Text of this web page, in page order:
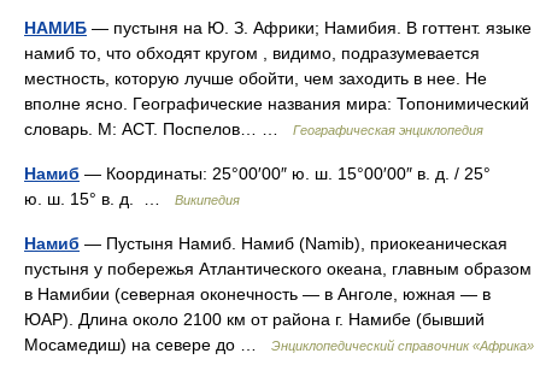
НАМИБ — пустыня на Ю. З. Африки; Намибия. В готтент. языке
намиб то, что обходят кругом , видимо, подразумевается
местность, которую лучше обойти, чем заходить в нее. Не
вполне ясно. Географические названия мира: Топонимический
словарь. М: АСТ. Поспелов… …
Географическая энциклопедия
Намиб — Координаты: 25°00′00″ ю. ш. 15°00′00″ в. д. / 25°
ю. ш. 15° в. д. …
Википедия
Намиб — Пустыня Намиб. Намиб (Namib), приокеаническая
пустыня у побережья Атлантического океана, главным образом
в Намибии (северная оконечность — в Анголе, южная — в
ЮАР). Длина около 2100 км от района г. Намибе (бывший
Мосамедиш) на севере до …
Энциклопедический справочник «Африка»